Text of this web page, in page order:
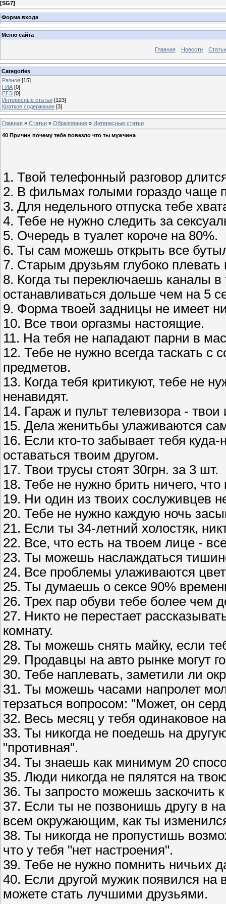
[SG7]
Форма входа
Меню сайта
Главная Новости Статьи
Categories
Разное [15]
ГИА [0]
ЕГЭ [0]
Интересные статьи [123]
Краткое содержание [3]
Главная » Статьи » Образование » Интересные статьи
40 Причин почему тебе повезло что ты мужчина
1. Твой телефонный разговор
2. В фильмах голыми гораздо чаще
3. Для недельного отпуска тебе
4. Тебе не нужно следить за
5. Очередь в туалет короче на 80%.
6. Ты сам можешь открыть все
7. Старым друзьям глубоко
8. Когда ты переключаешь каналы в
останавливаться дольше чем на 5
9. Форма твоей задницы не имеет
10. Все твои оргазмы настоящие.
11. На тебя не нападают парни в
12. Тебе не нужно всегда таскать
предметов.
13. Когда тебя критикуют, тебе не
ненавидят.
14. Гараж и пульт телевизора - твои
15. Дела женитьбы улаживаются
16. Если кто-то забывает тебя
оставаться твоим другом.
17. Твои трусы стоят 30грн. за 3 шт.
18. Тебе не нужно брить ничего,
19. Ни один из твоих сослуживцев
20. Тебе не нужно каждую ночь
21. Если ты 34-летний холостяк,
22. Все, что есть на твоем лице -
23. Ты можешь наслаждаться
24. Все проблемы улаживаются
25. Ты думаешь о сексе 90%
26. Трех пар обуви тебе более чем
27. Никто не перестает
комнату.
28. Ты можешь снять майку, если
29. Продавцы на авто рынке могут
30. Тебе наплевать, заметили ли
31. Ты можешь часами напролет
терзаться вопросом: "Может, он
32. Весь месяц у тебя одинаковое
33. Ты никогда не поедешь на
"противная".
34. Ты знаешь как минимум 20
35. Люди никогда не пялятся на
36. Ты запросто можешь заскочить
37. Если ты не позвонишь другу в
всем окружающим, как ты
38. Ты никогда не пропустишь
что у тебя "нет настроения".
39. Тебе не нужно помнить ничьих
40. Если другой мужик появился на
можете стать лучшими друзьями.